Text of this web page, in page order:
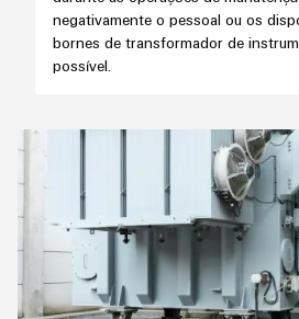
Soluções
de
conectividade
inovadoras
Aproveitando
energia
solar
para
a
eficiência
IoT
industrial
Segurança
Soluções
de
gerenciamento
de
energia
alimentação
Carcaças
contra
descargas
atmosféricas
e
sobretensões
digital
eShop
Interface
EDI
VISÃO
GERAL
Feiras
e
eventos
negativamente o pessoal ou os
bornes de transformador de
possível.